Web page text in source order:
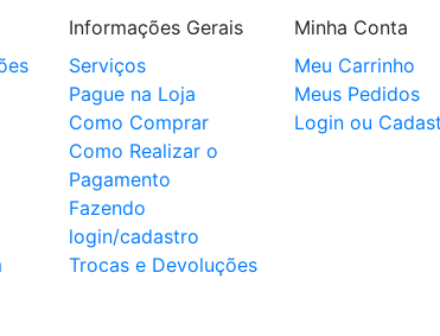
Informações Gerais
Serviços
Pague na Loja
Como Comprar
Como Realizar o
Pagamento
Fazendo
login/cadastro
Trocas e Devoluções
Minha Conta
Meu Carrinho
Meus Pedidos
Login ou